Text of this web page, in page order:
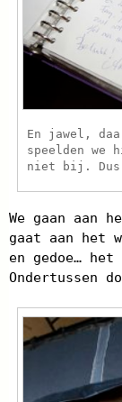
En jawel,
speelden we
niet bij. Dus
We gaan aan
gaat aan het
en gedoe… het
Ondertussen